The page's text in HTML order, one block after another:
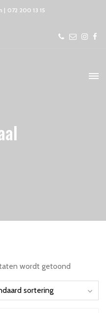
| 072 200 13 15
wordt getoond